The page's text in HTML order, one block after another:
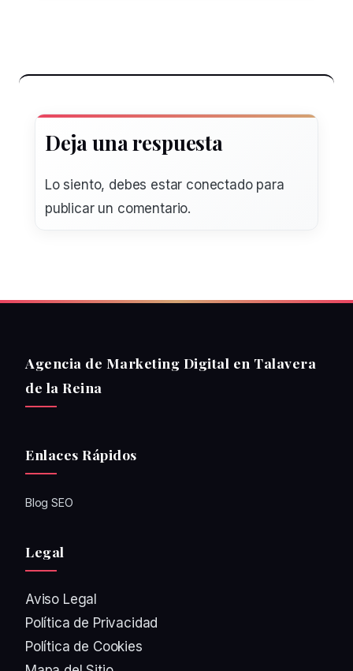
Deja una respuesta
Lo siento, debes estar conectadopara
publicar un comentario.
Agencia de Marketing Digital en Talavera
de la Reina
Enlaces Rápidos
Blog SEO
Legal
Aviso Legal
Política de Privacidad
Política de Cookies